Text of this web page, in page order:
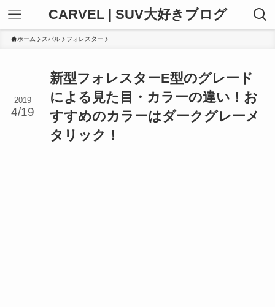
CARVEL | SUV大好きブログ
ホーム スバル フォレスター
新型フォレスターE型のグレード
による見た目・カラーの違い！お
すすめのカラーはダークグレーメ
タリック！
2019
4/19